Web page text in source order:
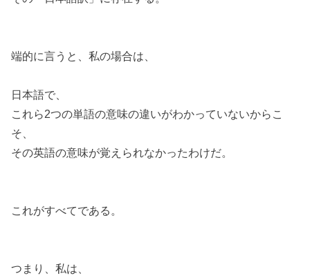
端的に言うと、私の場合は、
日本語で、
これら2つの単語の意味の違いがわかっていないからこ
そ、
その英語の意味が覚えられなかったわけだ。
これがすべてである。
つまり、私は、